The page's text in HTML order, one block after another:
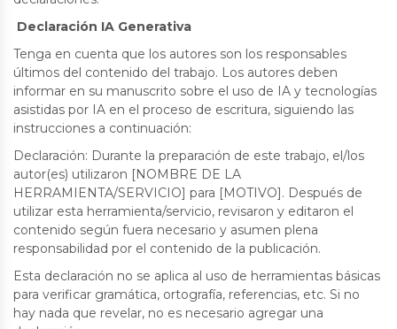
Declaración IA Generativa
Tenga en cuenta que los autores son los responsables
últimos del contenido del trabajo. Los autores deben
informar en su manuscrito sobre el uso de IA y tecnologías
asistidas por IA en el proceso de escritura, siguiendo las
instrucciones a continuación:
Declaración: Durante la preparación de este trabajo, el/los
autor(es) utilizaron [NOMBRE DE LA
HERRAMIENTA/SERVICIO] para [MOTIVO]. Después de
utilizar esta herramienta/servicio, revisaron y editaron el
contenido según fuera necesario y asumen plena
responsabilidad por el contenido de la publicación.
Esta declaración no se aplica al uso de herramientas básicas
para verificar gramática, ortografía, referencias, etc. Si no
hay nada que revelar, no es necesario agregar una